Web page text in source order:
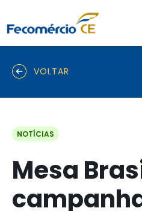
VOLTAR
NOTÍCIAS
Mesa